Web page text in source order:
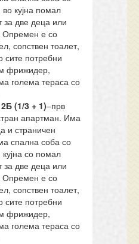
кујна помал
за две деца или
Опремен е со
сопствен тоалет,
сите потребни
фрижидер,
голема тераса со
2Б(1/3 + 1)–прв
апартман. Има
и страничен
спална соба со
со помал
за две деца или
Опремен е со
сопствен тоалет,
сите потребни
фрижидер,
голема тераса со